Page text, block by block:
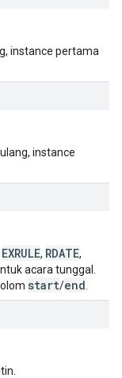
instance pertama
instance
EXRULE, RDATE,
acara tunggal.
start/end